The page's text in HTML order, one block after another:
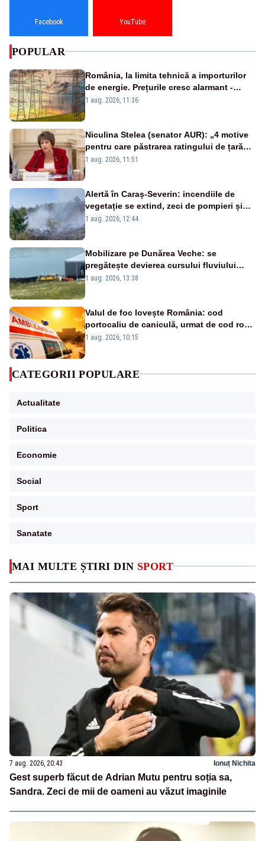
MAI MULTE ȘTIRI DIN SPORT
7 aug. 2026, 20:43 Ionuț Nichita
Gest superb făcut de Adrian Mutu pentru soția sa,
Sandra. Zeci de mii de oameni au văzut imaginile
Facebook YouTube
POPULAR
România, la limita tehnică a importurilor
de energie. Prețurile cresc alarmant -
Analiză Realitatea Plus
1 aug. 2026, 11:36
Niculina Stelea (senator AUR): „4 motive
pentru care păstrarea ratingului de țară
nu este o reușită pentru Guvernul
1 aug. 2026, 11:51
Alertă în Caraș-Severin: incendiile de
vegetație se extind, zeci de pompieri și
silvicultori se luptă cu flăcările - VIDEO
1 aug. 2026, 12:44
Mobilizare pe Dunărea Veche: se
pregătește devierea cursului fluviului
către Cernavodă – VIDEO
1 aug. 2026, 13:38
Valul de foc lovește România: cod
portocaliu de caniculă, urmat de cod roșu
duminică. Temperaturile urcă spre 40°C
1 aug. 2026, 10:15
CATEGORII POPULARE
Actualitate
Politica
Economie
Social
Sport
Sanatate